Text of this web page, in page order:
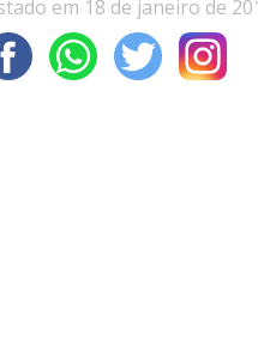
em 18 de janeiro de